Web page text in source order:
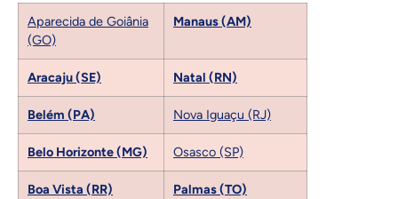
Aparecida de Goiânia
(GO)
Manaus (AM)
Aracaju (SE) Natal (RN)
Belém (PA) Nova Iguaçu (RJ)
Belo Horizonte (MG) Osasco (SP)
Boa Vista (RR) Palmas (TO)